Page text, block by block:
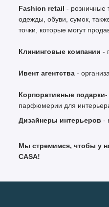
Fashion retail - розничные
одежды, обуви, сумок,
точки, которые могут
Клининговые компании -
Ивент агентства -
Корпоративные подарки-
парфюмерии для
Дизайнеры интерьеров -
Мы стремимся, чтобы у
CASA!